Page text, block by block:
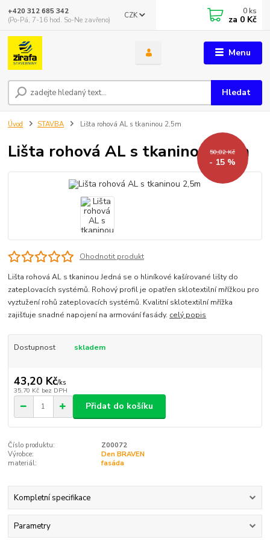
Menu
CZK
Hledat
+420 312 685 342
(Po-Pá, 7-16 hod. So-Ne zavřeno)
0 ks
za 0 Kč
Úvod STAVBA Lišta rohová AL s tkaninou 2,5m
Lišta rohová AL s tkaninou 2,5m
50,82 Kč
- 15 %
Ohodnotit produkt
Lišta rohová AL s tkaninou Jedná se o hliníkové kašírované lišty do
zateplovacích systémů. Rohový profil je opatřen sklotextilní mřížkou pro
vyztužení rohů zateplovacích systémů. Kvalitní sklotextilní mřížka
zajišťuje snadné napojení na armování fasády. celý popis
Dostupnost skladem
43,20 Kč/ks
35,70 Kč bez DPH
Přidat do košíku
Číslo produktu:
Z00072
Výrobce:
Den BRAVEN
materiál:
fasáda
Kompletní specifikace
Parametry